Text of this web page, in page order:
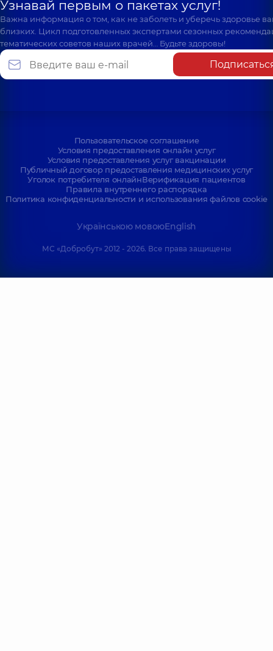
Узнавай первым о пакетах услуг!
Важна информация о том, как не заболеть и уберечь здоровье
близких. Цикл подготовленных экспертами сезонных
тематических советов наших врачей… Будьте здоровы!
Пользовательское соглашение
Условия предоставления онлайн услуг
Условия предоставления услуг вакцинации
Публичный договор предоставления медицинских услуг
Уголок потребителя онлайнВерификация пациентов
Правила внутреннего распорядка
Политика конфиденциальности и использования файлов cookie
Українською мовоюEnglish
МС «Добробут» 2012 - 2026. Все права защищены